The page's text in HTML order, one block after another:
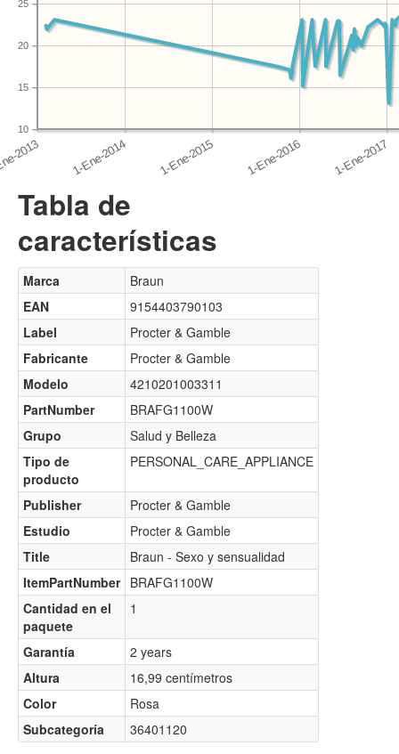
10
15
20
25
Tabla de
características
Marca
Braun
EAN
9154403790103
Label
Procter & Gamble
Fabricante
Procter & Gamble
Modelo
4210201003311
PartNumber
BRAFG1100W
Grupo
Salud y Belleza
Tipo de
producto
PERSONAL_CARE_APPLIANCE
Publisher
Procter & Gamble
Estudio
Procter & Gamble
Title
Braun - Sexo y sensualidad
ItemPartNumber BRAFG1100W
Cantidad en el
paquete
1
Garantía
2 years
Altura
16,99 centímetros
Color
Rosa
Subcategoría
36401120